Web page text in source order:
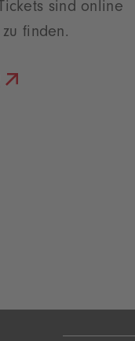
sind online
zu finden.